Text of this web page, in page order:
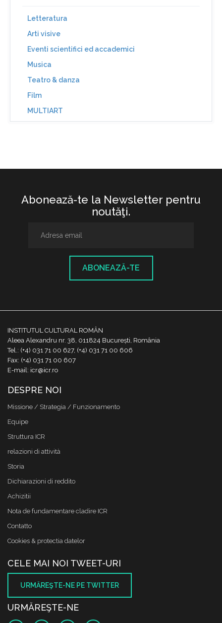
Letteratura
Arti visive
Eventi scientifici ed accademici
Musica
Teatro & danza
Film
MULTIART
Abonează-te la Newsletter pentru
noutăţi.
ABONEAZĂ-TE
INSTITUTUL CULTURAL ROMÂN
Aleea Alexandru nr. 38, 011824 București, România
Tel.: (+4) 031 71 00 627, (+4) 031 71 00 606
Fax: (+4) 031 71 00 607
E-mail: icr@icr.ro
DESPRE NOI
Missione / Strategia / Funzionamento
Equipe
Struttura ICR
relazioni di attività
Storia
Dichiarazioni di reddito
Achizitii
Nota de fundamentare cladire ICR
Contatto
Cookies & protectia datelor
CELE MAI NOI TWEET-URI
URMĂREŞTE-NE PE TWITTER
URMĂREŞTE-NE